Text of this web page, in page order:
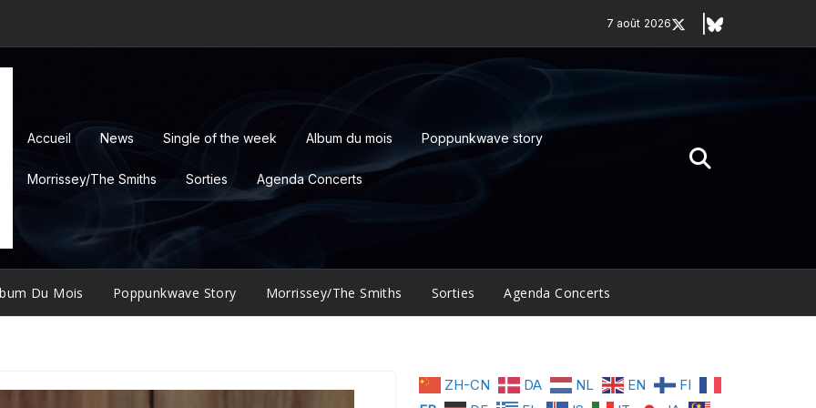
7 août 2026
Accueil News Single of the week Album du mois Poppunkwave story
Morrissey/The Smiths Sorties Agenda Concerts
Du Mois Poppunkwave Story Morrissey/The Smiths Sorties Agenda Concerts
ZH-CN DA NL EN
FI